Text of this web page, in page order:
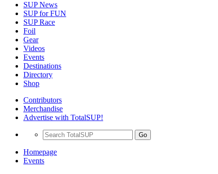
SUP News
SUP for FUN
SUP Race
Foil
Gear
Videos
Events
Destinations
Directory
Shop
Contributors
Merchandise
Advertise with TotalSUP!
Go
Homepage
Events